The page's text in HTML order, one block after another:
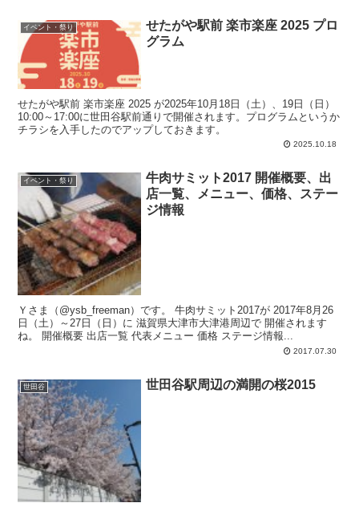
イベント・祭り
せたがや駅前 楽市楽座 2025 プロ
グラム
せたがや駅前 楽市楽座 2025 が2025年10月18日（土）、19日（日）
10:00～17:00に世田谷駅前通りで開催されます。プログラムというか
チラシを入手したのでアップしておきます。
2025.10.18
イベント・祭り
牛肉サミット2017 開催概要、出
店一覧、メニュー、価格、ステー
ジ情報
Ｙさま（@ysb_freeman）です。 牛肉サミット2017が 2017年8月26
日（土）～27日（日）に 滋賀県大津市大津港周辺で 開催されます
ね。 開催概要 出店一覧 代表メニュー 価格 ステージ情報...
2017.07.30
世田谷 世田谷駅周辺の満開の桜2015